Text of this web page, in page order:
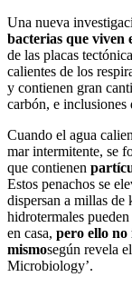
Una nueva
bacterias que viven
de las placas
calientes de los
y contienen gran
carbón, e inclusiones
Cuando el agua
mar intermitente, se
que contienen
Estos penachos se
dispersan a millas de
hidrotermales
en casa, pero ello no
mismosegún revela
Microbiology’.